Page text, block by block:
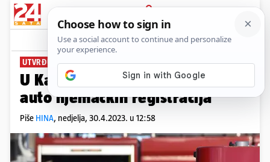
PRIJAVA
News Komentari
UTVRĐUJE SE UZROK
U Kaliju na otoku Ugljanu gorio
auto njemačkih registracija
Piše HINA, nedjelja, 30.4.2023. u 12:58